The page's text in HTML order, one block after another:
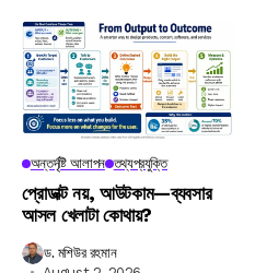
অন্তর্দৃষ্টি আলাপন তথ্যপ্রযুক্তি
প্রোডাক্ট নয়, আউটকাম—ব্যবসার
আসল খেলাটা কোথায়?
ড. মশিউর রহমান